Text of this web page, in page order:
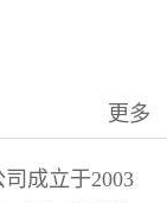
更多
成立于2003